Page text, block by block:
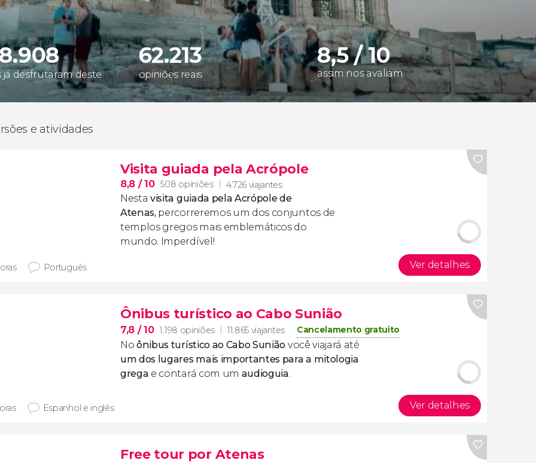
já desfrutaram deste
62.213
opiniões reais
8,5 / 10
assim nos avaliam
e atividades
Visita guiada pela Acrópole
8,8 / 10 508 opiniões 4.726 viajantes
Nestavisita guiada pela Acrópole de
Atenas, percorreremos um dos conjuntos de
templos gregos mais emblemáticos do
mundo. Imperdível!
Português Ver detalhes
Ônibus turístico ao Cabo Sunião
7,8 / 10 1.198 opiniões 11.865 viajantes Cancelamento gratuito
No ônibus turístico ao Cabo Sunião você viajará até
um dos lugares mais importantes para a mitologia
grega e contará com um audioguia.
Espanhol e inglês Ver detalhes
Free tour por Atenas